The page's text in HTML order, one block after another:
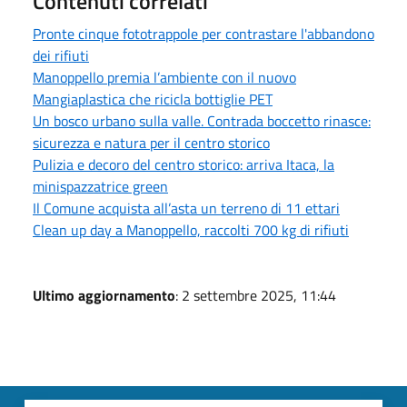
Pronte cinque fototrappole per contrastare l'abbandono
dei rifiuti
Manoppello premia l’ambiente con il nuovo
Mangiaplastica che ricicla bottiglie PET
Un bosco urbano sulla valle. Contrada boccetto rinasce:
sicurezza e natura per il centro storico
Pulizia e decoro del centro storico: arriva Itaca, la
minispazzatrice green
Il Comune acquista all’asta un terreno di 11 ettari
Clean up day a Manoppello, raccolti 700 kg di rifiuti
Ultimo aggiornamento: 2 settembre 2025, 11:44